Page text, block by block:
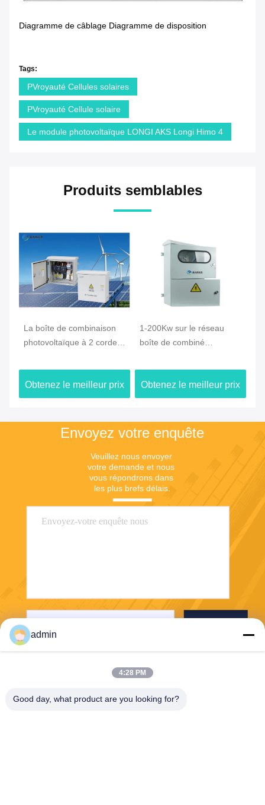
Diagramme de câblage Diagramme de disposition
Tags:
PVroyauté Cellules solaires
PVroyauté Cellule solaire
Le module photovoltaïque LONGI AKS Longi Himo 4
Produits semblables
La boîte de combinaison
photovoltaïque à 2 cordes
Obtenez le meilleur prix
1-200Kw sur le réseau
boîte de combiné
de combiné photovoltaïque
Obtenez le meilleur prix
Envoyez votre enquête
Veuillez nous envoyer
votre demande et nous
vous répondrons dans
les plus brefs délais.
admin
4:28 PM
Good day, what product are you looking for?